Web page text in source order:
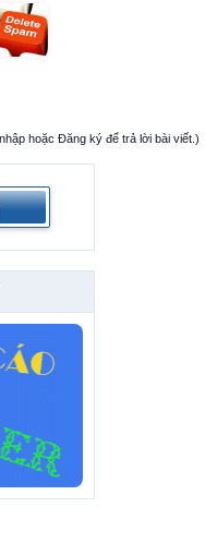
hoặc Đăng ký để trả lời bài viết.)